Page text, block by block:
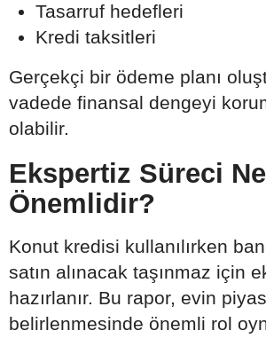
Tasarruf hedefleri
Kredi taksitleri
Gerçekçi bir ödeme planı
vadede finansal dengeyi
olabilir.
Ekspertiz Süreci
Önemlidir?
Konut kredisi kullanılırken
satın alınacak taşınmaz için
hazırlanır. Bu rapor, evin
belirlenmesinde önemli rol